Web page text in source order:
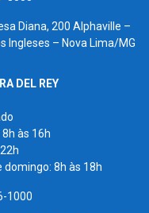
Diana, 200 Alphaville –
Ingleses – Nova Lima/MG
DEL REY
8h às 16h
domingo: 8h às 18h
1000